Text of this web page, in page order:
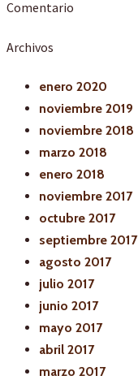
Comentario
Archivos
enero 2020
noviembre 2019
noviembre 2018
marzo 2018
enero 2018
noviembre 2017
octubre 2017
septiembre 2017
agosto 2017
julio 2017
junio 2017
mayo 2017
abril 2017
marzo 2017